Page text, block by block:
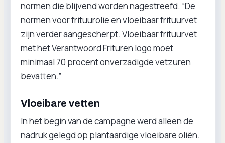
normen die blijvend worden nagestreefd. “De
normen voor frituurolie en vloeibaar frituurvet
zijn verder aangescherpt. Vloeibaar frituurvet
met het Verantwoord Frituren logo moet
minimaal 70 procent onverzadigde vetzuren
bevatten.”
Vloeibare vetten
In het begin van de campagne werd alleen de
nadruk gelegd op plantaardige vloeibare oliën.